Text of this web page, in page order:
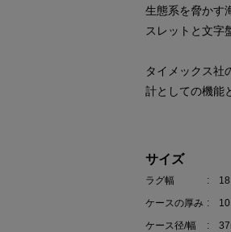
生態系を脅かす
スレットと文字
タイメックス社
計としての機能
サイズ
ラグ幅
: 18
ケースの厚み :
ケース径/幅
: